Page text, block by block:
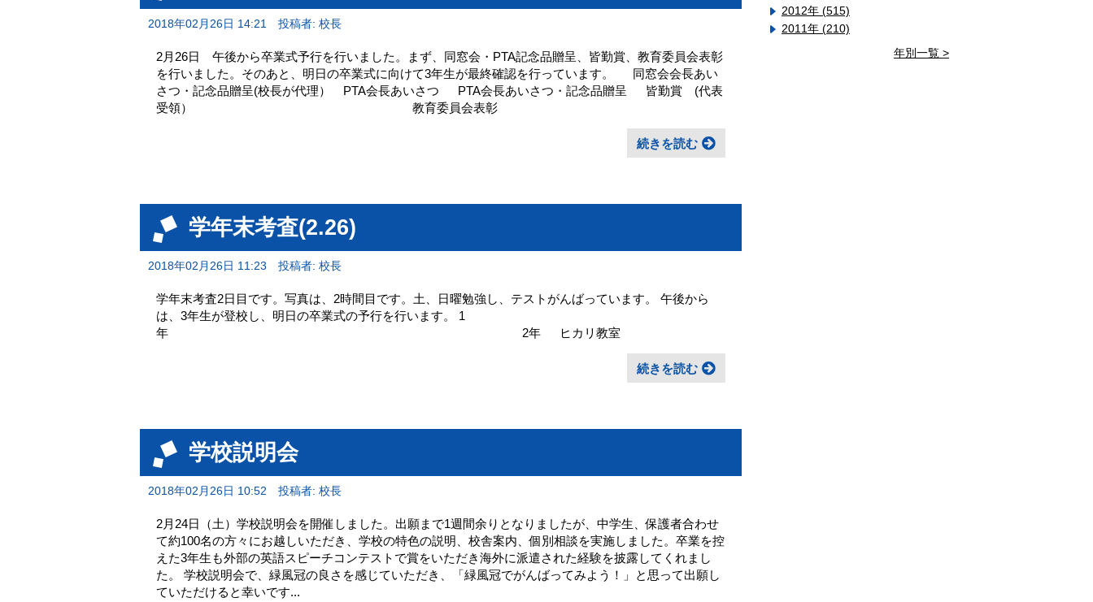
2018年02月26日 14:21 投稿者: 校長
2月26日 午後から卒業式予行を行いました。まず、同窓会・PTA記念品贈呈、皆勤賞、教育委員会表彰
を行いました。そのあと、明日の卒業式に向けて3年生が最終確認を行っています。 同窓会会長あい
さつ・記念品贈呈(校長が代理） PTA会長あいさつ PTA会長あいさつ・記念品贈呈 皆勤賞 (代表
受領） 教育委員会表彰
続きを読む
学年末考査(2.26)
2018年02月26日 11:23 投稿者: 校長
学年末考査2日目です。写真は、2時間目です。土、日曜勉強し、テストがんばっています。 午後から
は、3年生が登校し、明日の卒業式の予行を行います。 1
年 2年 ヒカリ教室
続きを読む
学校説明会
2018年02月26日 10:52 投稿者: 校長
2月24日（土）学校説明会を開催しました。出願まで1週間余りとなりましたが、中学生、保護者合わせ
て約100名の方々にお越しいただき、学校の特色の説明、校舎案内、個別相談を実施しました。卒業を控
えた3年生も外部の英語スピーチコンテストで賞をいただき海外に派遣された経験を披露してくれまし
た。 学校説明会で、緑風冠の良さを感じていただき、「緑風冠でがんばってみよう！」と思って出願し
ていただけると幸いです...
2012年 (515)
2011年 (210)
年別一覧 >